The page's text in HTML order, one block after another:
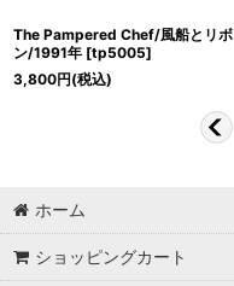
The Pampered Chef/風船とリボ
ン/1991年 [tp5005]
3,800円(税込)
ホーム
ショッピングカート